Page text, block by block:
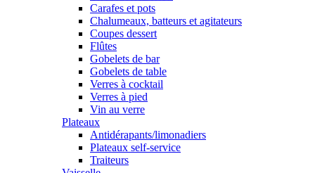
Carafes et pots
Chalumeaux, batteurs et agitateurs
Coupes dessert
Flûtes
Gobelets de bar
Gobelets de table
Verres à cocktail
Verres à pied
Vin au verre
Plateaux
Antidérapants/limonadiers
Plateaux self-service
Traiteurs